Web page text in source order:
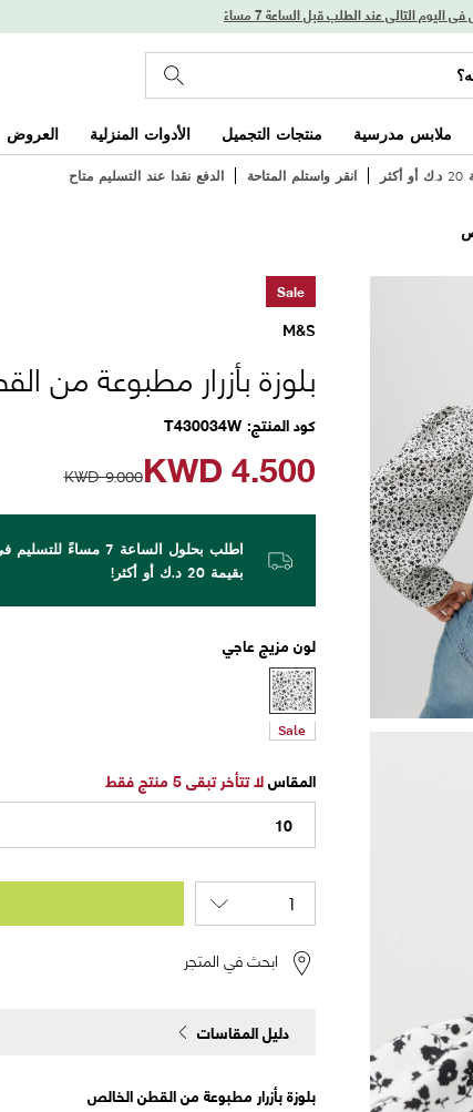
اليوم التالي عند الطلب قبل الساعة 7 مساءً
ملابس مدرسية منتجات التجميل الأدوات المنزلية العروض
انقر واستلم المتاحة الدفع نقدا عند التسليم متاح
Sale
M&S
بلوزة بأزرار مطبوعة من
كود المنتج T430034W
KWD4.500
KWD9.000
اطلب بحلول الساعة 7
بقيمة 20 د.ك أو أكثر!
لون مزيج عاجي
Sale
المقاسلا تتأخر تبقى 5 منتج فقط
10
ابحث في المتجر
دليل المقاسات
بلوزة بأزرار مطبوعة من القطن الخالص